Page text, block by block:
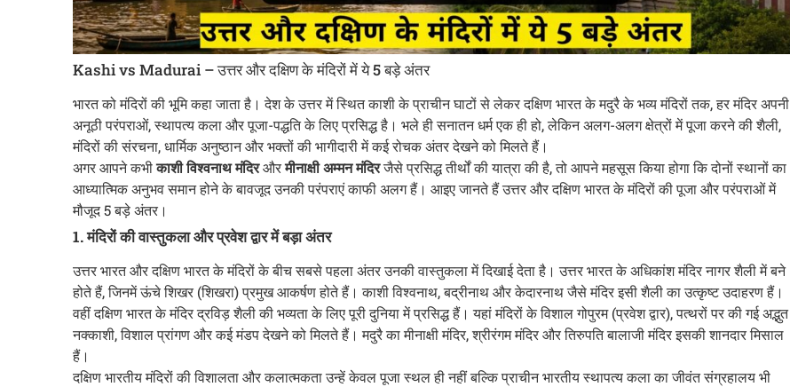
Kashi vs Madurai – उत्तर और दक्षिण के मंदिरों में ये 5 बड़े अंतर
भारत को मंदिरों की भूमि कहा जाता है। देश के उत्तर में स्थित काशी के प्राचीन घाटों से लेकर दक्षिण भारत के मदुरै के भव्य मंदिरों तक, हर मंदिर अपनी
अनूठी परंपराओं, स्थापत्य कला और पूजा-पद्धति के लिए प्रसिद्ध है। भले ही सनातन धर्म एक ही हो, लेकिन अलग-अलग क्षेत्रों में पूजा करने की शैली,
मंदिरों की संरचना, धार्मिक अनुष्ठान और भक्तों की भागीदारी में कई रोचक अंतर देखने को मिलते हैं।
अगर आपने कभीकाशी विश्वनाथ मंदिरऔरमीनाक्षी अम्मन मंदिरजैसे प्रसिद्ध तीर्थों की यात्रा की है, तो आपने महसूस किया होगा कि दोनों स्थानों का
आध्यात्मिक अनुभव समान होने के बावजूद उनकी परंपराएं काफी अलग हैं। आइए जानते हैं उत्तर और दक्षिण भारत के मंदिरों की पूजा और परंपराओं में
मौजूद 5 बड़े अंतर।
1. मंदिरों की वास्तुकला और प्रवेश द्वार में बड़ा अंतर
उत्तर भारत और दक्षिण भारत के मंदिरों के बीच सबसे पहला अंतर उनकी वास्तुकला में दिखाई देता है। उत्तर भारत के अधिकांश मंदिर नागर शैली में बने
होते हैं, जिनमें ऊंचे शिखर (शिखरा) प्रमुख आकर्षण होते हैं। काशी विश्वनाथ, बद्रीनाथ और केदारनाथ जैसे मंदिर इसी शैली का उत्कृष्ट उदाहरण हैं।
वहीं दक्षिण भारत के मंदिर द्रविड़ शैली की भव्यता के लिए पूरी दुनिया में प्रसिद्ध हैं। यहां मंदिरों के विशाल गोपुरम (प्रवेश द्वार), पत्थरों पर की गई अद्भुत
नक्काशी, विशाल प्रांगण और कई मंडप देखने को मिलते हैं। मदुरै का मीनाक्षी मंदिर, श्रीरंगम मंदिर और तिरुपति बालाजी मंदिर इसकी शानदार मिसाल
हैं।
दक्षिण भारतीय मंदिरों की विशालता और कलात्मकता उन्हें केवल पूजा स्थल ही नहीं बल्कि प्राचीन भारतीय स्थापत्य कला का जीवंत संग्रहालय भी